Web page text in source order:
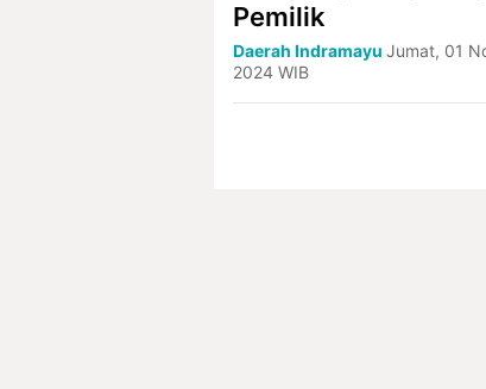
Pemilik
Daerah Indramayu Jumat, 01
2024 WIB